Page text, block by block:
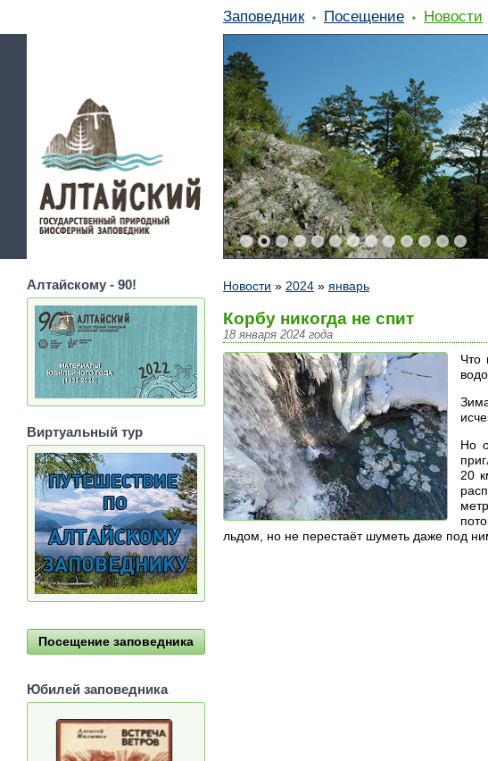
Заповедник Посещение Новости
Новости » 2024 » январь
Корбу никогда не спит
18 января 2024 года
Что
Но
20
льдом, но не перестаёт шуметь даже под
Алтайскому - 90!
Виртуальный тур
Посещение заповедника
Юбилей заповедника